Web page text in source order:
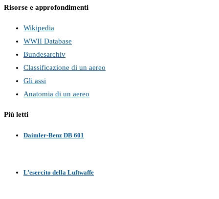
Risorse e approfondimenti
Wikipedia
WWII Database
Bundesarchiv
Classificazione di un aereo
Gli assi
Anatomia di un aereo
Più letti
Daimler-Benz DB 601
L’esercito della Luftwaffe